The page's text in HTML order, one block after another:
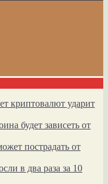
криптовалют ударит
будет зависеть от
пострадать от
в два раза за 10